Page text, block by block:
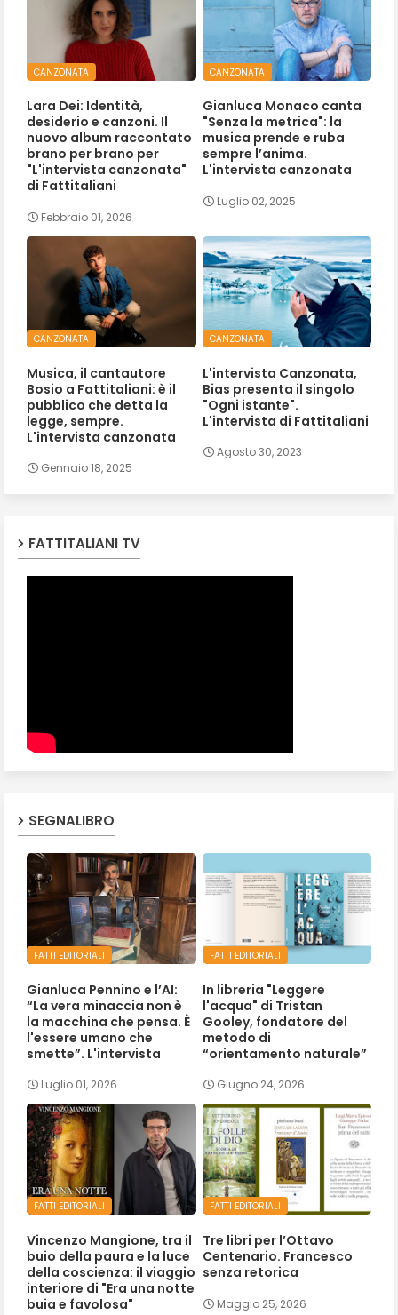
CANZONATA
Lara Dei: Identità,
desiderio e canzoni. Il
nuovo album raccontato
brano per brano per
"L'intervista canzonata"
di Fattitaliani
Febbraio 01, 2026
CANZONATA
Gianluca Monaco canta
"Senza la metrica": la
musica prende e ruba
sempre l’anima.
L'intervista canzonata
Luglio 02, 2025
CANZONATA
Musica, il cantautore
Bosio a Fattitaliani: è il
pubblico che detta la
legge, sempre.
L'intervista canzonata
Gennaio 18, 2025
CANZONATA
L'intervista Canzonata,
Bias presenta il singolo
"Ogni istante".
L'intervista di Fattitaliani
Agosto 30, 2023
FATTITALIANI TV
SEGNALIBRO
FATTI EDITORIALI
Gianluca Pennino e l’AI:
“La vera minaccia non è
la macchina che pensa. È
l'essere umano che
smette”. L'intervista
Luglio 01, 2026
FATTI EDITORIALI
In libreria "Leggere
l'acqua" di Tristan
Gooley, fondatore del
metodo di
“orientamento naturale”
Giugno 24, 2026
FATTI EDITORIALI
Vincenzo Mangione, tra il
buio della paura e la luce
della coscienza: il viaggio
interiore di "Era una notte
buia e favolosa"
FATTI EDITORIALI
Tre libri per l’Ottavo
Centenario. Francesco
senza retorica
Maggio 25, 2026